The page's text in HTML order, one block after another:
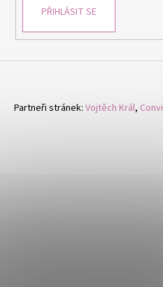
PŘIHLÁSIT SE
Partneři stránek: Vojtěch Král,